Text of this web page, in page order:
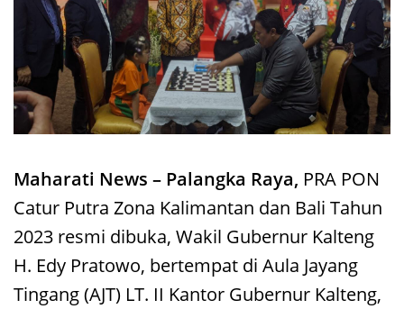
Maharati News – Palangka Raya, PRA PON
Catur Putra Zona Kalimantan dan Bali Tahun
2023 resmi dibuka, Wakil Gubernur Kalteng
H. Edy Pratowo, bertempat di Aula Jayang
Tingang (AJT) LT. II Kantor Gubernur Kalteng,